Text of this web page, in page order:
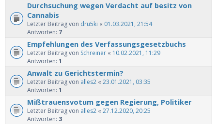
Durchsuchung wegen Verdacht auf besitz von
Cannabis
Letzter Beitrag von dru5ki « 01.03.2021, 21:54
Antworten: 7
Empfehlungen des Verfassungsgesetzbuchs
Letzter Beitrag von Schreiner « 10.02.2021, 11:29
Antworten: 1
Anwalt zu Gerichtstermin?
Letzter Beitrag von alles2 « 23.01.2021, 03:35
Antworten: 1
Mißtrauensvotum gegen Regierung, Politiker
Letzter Beitrag von alles2 « 27.12.2020, 20:25
Antworten: 3